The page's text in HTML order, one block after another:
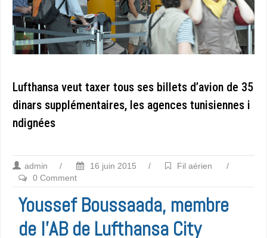
Lufthansa veut taxer tous ses billets d’avion de 35
dinars supplémentaires, les agences tunisiennes i
ndignées
admin / 16 juin 2015 / Fil aérien
/
0 Comment
Youssef Boussaada, membre
de l’AB de Lufthansa City